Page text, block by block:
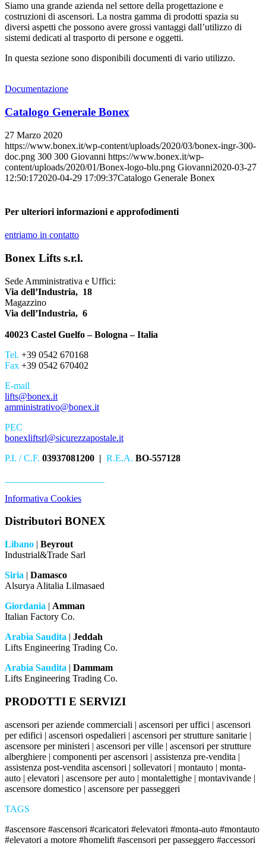
Siamo una grande azienda nel settore della progettazione e
costruzioni di ascensori. La nostra gamma di prodotti spazia su
diversi aspetti che possono avere grossi vantaggi dall’utilizzo di
sistemi dedicati al trasporto di persone e oggetti.
In questa sezione sono disponibili documenti di vario utilizzo.
Documentazione
Catalogo Generale Bonex
27 Marzo 2020
https://www.bonex.it/wp-content/uploads/2020/03/bonex-ingr-300-
doc.png 300 300 Giovanni https://www.bonex.it/wp-
content/uploads/2020/01/Bonex-logo-blu.png Giovanni2020-03-27
12:50:172020-04-29 17:09:37Catalogo Generale Bonex
Per ulteriori informazioni e approfodimenti
entriamo in contatto
Bonex Lifts s.r.l.
Sede Amministrativa e Uffici:
Via dell’Industria, 18
Magazzino
Via dell’Industria, 6
40023 Castel Guelfo – Bologna – Italia
Tel. +39 0542 670168
Fax +39 0542 670402
E-mail
lifts@bonex.it
amministrativo@bonex.it
PEC
bonexliftsrl@sicurezzapostale.it
P.I. / C.F. 03937081200 | R.E.A. BO-557128
Informativa Cookies
Distributori BONEX
Libano | Beyrout
Industrial&Trade Sarl
Siria | Damasco
Alsurya Alitalia Lilmasaed
Giordania | Amman
Italian Factory Co.
Arabia Saudita | Jeddah
Lifts Engineering Trading Co.
Arabia Saudita | Dammam
Lifts Engineering Trading Co.
PRODOTTI E SERVIZI
ascensori per aziende commerciali | ascensori per uffici | ascensori
per edifici | ascensori ospedalieri | ascensori per strutture sanitarie |
ascensore per ministeri | ascensori per ville | ascensori per strutture
alberghiere | componenti per ascensori | assistenza pre-vendita |
assistenza post-vendita ascensori | sollevatori | montauto | monta-
auto | elevatori | ascensore per auto | montalettighe | montavivande |
ascensore domestico | ascensore per passeggeri
TAGS
#ascensore #ascensori #caricatori #elevatori #monta-auto #montauto
#elevatori a motore #homelift #ascensori per passeggero #accessori